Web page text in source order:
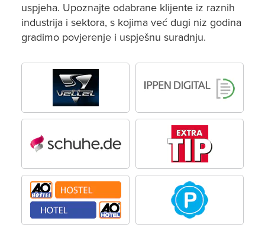
uspjeha. Upoznajte odabrane klijente iz raznih
industrija i sektora, s kojima već dugi niz godina
gradimo povjerenje i uspješnu suradnju.